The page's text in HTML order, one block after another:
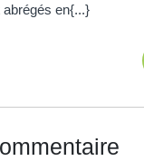
en{...}